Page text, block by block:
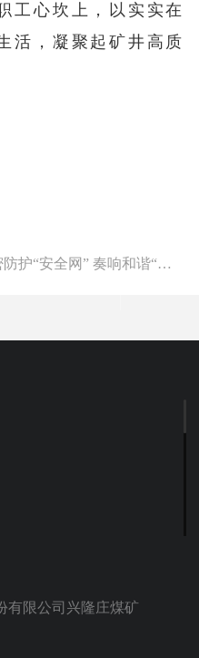
工心坎上，以实实在
活，凝聚起矿井高质
兴隆庄煤矿：织密防护“安全网” 奏响和谐“幸福曲”
有限公司兴隆庄煤矿